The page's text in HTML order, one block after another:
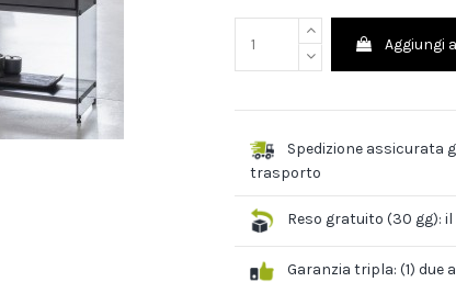
Aggiungi
Spedizione assicurata
trasporto
Reso gratuito (30 gg):
Garanzia tripla: (1)